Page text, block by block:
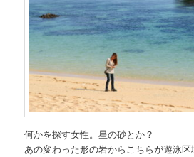
何かを探す女性。星の砂とか？
あの変わった形の岩からこちらが遊泳区